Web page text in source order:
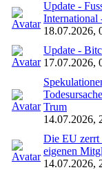
Update -
International
18.07.2026,
Update -
17.07.2026,
Trum
14.07.2026,
Die EU zerrt
eigenen
14.07.2026,